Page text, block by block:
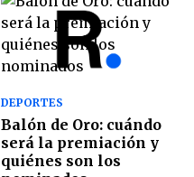
DEPORTES
Balón de Oro: cuándo
será la premiación y
quiénes son los